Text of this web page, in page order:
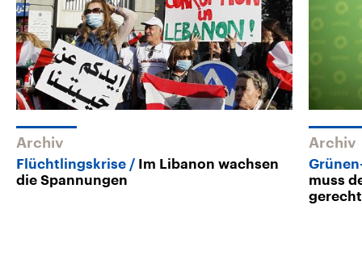
Archiv
Flüchtlingskrise
Im Libanon wachsen
die Spannungen
Archiv
muss